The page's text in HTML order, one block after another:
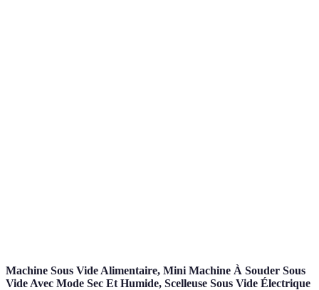
Machine Sous Vide Alimentaire, Mini Machine À Souder Sous
Vide Avec Mode Sec Et Humide, Scelleuse Sous Vide Électrique